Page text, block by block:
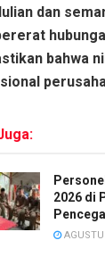
dan
bahwa
2026 di